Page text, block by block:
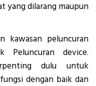
yang dilarang maupun
kawasan peluncuran
Peluncuran device.
dulu untuk
dengan baik dan